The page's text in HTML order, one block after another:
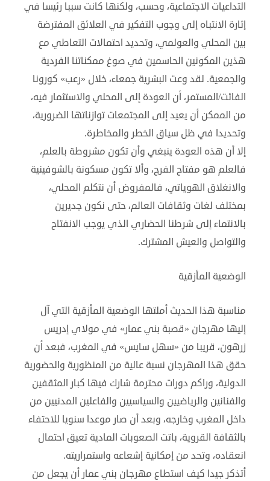
التداعيات الاجتماعية، وحسب، ولكنها كانت سببا رئيسا في
إثارة الانتباه إلى وجوب التفكير في العلائق المفترضة
بين المحلي والعولمي، وتحديد احتمالات التعاطي مع
هذين المكونين الحاسمين في صوغ ممكناتنا الفردية
والجمعية. لقد وعت البشرية جمعاء، خلال «رعب» كورونا
الفائت/المستمر، أن العودة إلى المحلي والاستثمار فيه،
من الممكن أن يعيد إلى المجتمعات توازناتها الضرورية،
وتحديدا في ظل سياق الخطر والمخاطرة.
إلا أن هذه العودة ينبغي وأن تكون مشروطة بالعلم،
فالعلم هو مفتاح الفرج، وألا تكون مسكونة بالشوفينية
والانغلاق الهوياتي، فالمفروض أن نتكلم المحلي،
بمختلف لغات وثقافات العالم، حتى نكون جديرين
بالانتماء إلى شرطنا الحضاري الذي يوجب الانفتاح
والتواصل والعيش المشترك.
الوضعية المأزقية
مناسبة هذا الحديث أملتها الوضعية المأزقية التي آل
إليها مهرجان «قصبة بني عمار» في مولاي إدريس
زرهون، قريبا من «سهل سايس» في المغرب، فبعد أن
حقق هذا المهرجان نسبة عالية من المنظورية والحضورية
الدولية، وراكم دورات محترمة شارك فيها كبار المثقفين
والفنانين والرياضيين والسياسيين والفاعلين المدنيين من
داخل المغرب وخارجه، وبعد أن صار موعدا سنويا للاحتفاء
بالثقافة القروية، باتت الصعوبات المادية تعيق احتمال
انعقاده، وتحد من إمكانية إشعاعه واستمراريته.
أتذكر جيدا كيف استطاع مهرجان بني عمار أن يجعل من